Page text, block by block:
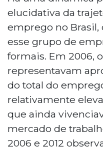
elucidativa da
emprego no
esse grupo de
formais. Em 2006,
representavam
do total do
relativamente
que ainda
mercado de
2006 e 2012